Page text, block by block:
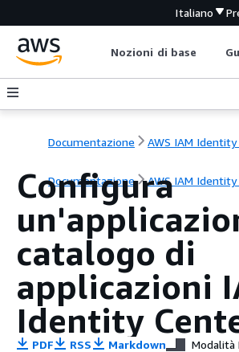
Italiano
Nozioni di base
Documentazione AWS IAM
Documentazione AWS IAM
Configura
catalogo di
applicazioni
Identity
PDF RSS Markdown Modalità